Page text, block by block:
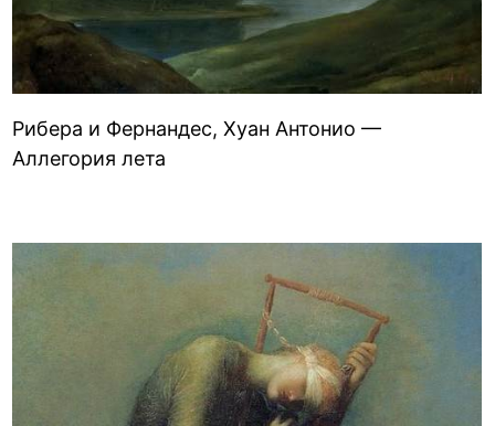
Рибера и Фернандес, Хуан Антонио —
Аллегория лета